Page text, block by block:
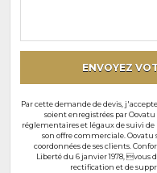
ENVOYEZ
Par cette demande de devis,
soient enregistrées par
réglementaires et légaux de suivi
son offre commerciale. Oovatu
coordonnées de ses clients.
Liberté du 6 janvier 1978, vous
rectification et de